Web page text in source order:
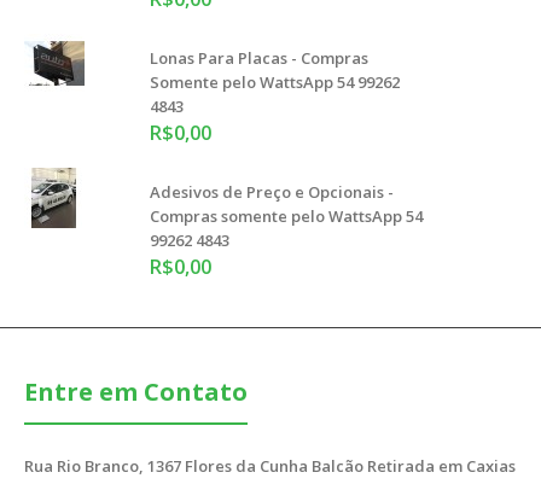
Opcional Taxa 0% - Compras Somente pelo WattsApp 54
R$50,00
Lonas Para Placas - Compras
Somente pelo WattsApp 54 99262
4843
R$0,00
Adesivos de Preço e Opcionais -
Compras somente pelo WattsApp 54
99262 4843
R$0,00
Entre em Contato
Rua Rio Branco, 1367 Flores da Cunha Balcão Retirada em Caxias